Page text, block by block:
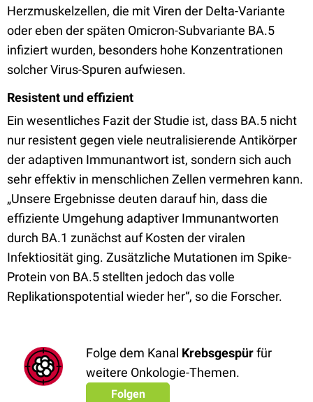
Herzmuskelzellen, die mit Viren der Delta-Variante
oder eben der späten Omicron-Subvariante BA.5
infiziert wurden, besonders hohe Konzentrationen
solcher Virus-Spuren aufwiesen.
Resistent und effizient
Ein wesentliches Fazit der Studie ist, dass BA.5 nicht
nur resistent gegen viele neutralisierende Antikörper
der adaptiven Immunantwort ist, sondern sich auch
sehr effektiv in menschlichen Zellen vermehren kann.
„Unsere Ergebnisse deuten darauf hin, dass die
effiziente Umgehung adaptiver Immunantworten
durch BA.1 zunächst auf Kosten der viralen
Infektiosität ging. Zusätzliche Mutationen im Spike-
Protein von BA.5 stellten jedoch das volle
Replikationspotential wieder her“, so die Forscher.
Folge dem Kanal Krebsgespürfür
weitere Onkologie-Themen.
Folgen